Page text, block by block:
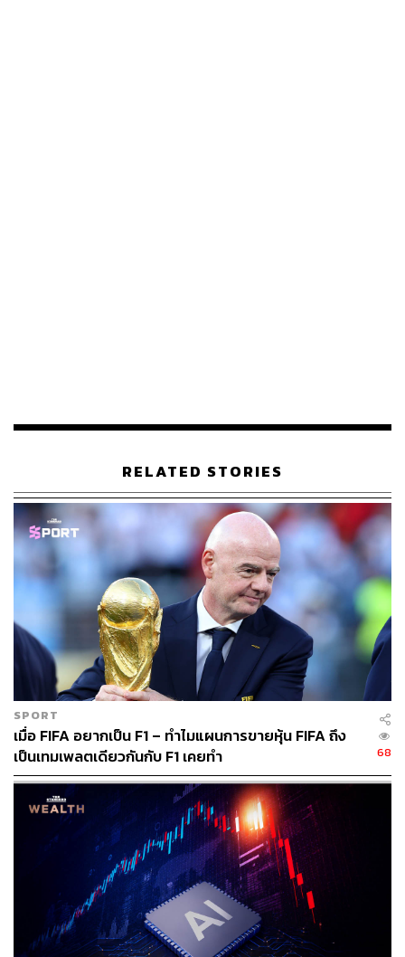
การกำหนดราคาหุ้นไอพีโอ พิจารณาจากอัตราส่วนราคาหุ้น
ต่อกำไรสุทธิต่อหุ้นของบริษัท (Price to Earnings Ratio: P/E
ratio) โดยราคาหุ้นสามัญที่เสนอขาย 2.30 บาทต่อหุ้น คิดเป็น
อัตราส่วนราคาต่อกำไรสุทธิต่อหุ้น (P/E ratio) ประมาณ
13.53 เท่า โดยคำนวณจากผลประกอบการรอบ 12 เดือนที่
ผ่านมา ตั้งแต่วันที่ 1 กรกฎาคม 2562-30 มิถุนายน 2563 ของ
บริษัท ซึ่งเท่ากับ 102.20 ล้านบาท เมื่อหารด้วยจำนวนหุ้น
สามัญที่ออกและชำระแล้วภายหลังการเสนอขายหุ้นในครั้งนี้
จำนวน 6 ร้อยล้านหุ้น (Fully Diluted) จะได้กำไรสุทธิต่อหุ้น
เท่ากับ 0.17 บาท
วัตถุประสงค์การระดมทุน
ใช้เป็นเงินทุนหมุนเวียน 269.17 ล้านบาท ในช่วงปี
2563-2564
ขยายคลังสินค้า 50 ล้านบาท ในช่วงปี 2563-2564
ซื้อเครื่องจักรและอุปกรณ์สำหรับใช้ในงานก่อสร้าง 30
ล้านบาท ในช่วงปี 2563-2564
RELATED STORIES
SPORT
เมื่อ FIFA อยากเป็น F1 – ทำไมแผนการขายหุ้น FIFA ถึง
เป็นเทมเพลตเดียวกันกับ F1 เคยทำ
68